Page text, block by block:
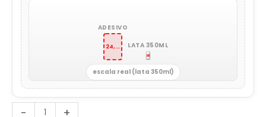
ADESIVO
24,5 x 35 cm LATA 350ML
escala real (lata 350ml)
-
Cachorro
+